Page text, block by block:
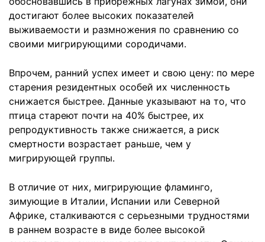
достигают более высоких показателей
выживаемости и размножения по сравнению со
своими мигрирующими сородичами.
Впрочем, ранний успех имеет и свою цену: по мере
старения резидентных особей их численность
снижается быстрее. Данные указывают на то, что
птица стареют почти на 40% быстрее, их
репродуктивность также снижается, а риск
смертности возрастает раньше, чем у
мигрирующей группы.
В отличие от них, мигрирующие фламинго,
зимующие в Италии, Испании или Северной
Африке, сталкиваются с серьезными трудностями
в раннем возрасте в виде более высокой